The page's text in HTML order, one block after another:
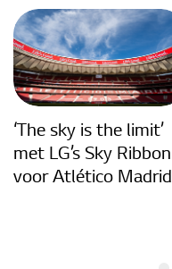
‘The sky is the limit’
met LG’s Sky Ribbon
voor Atlético Madrid